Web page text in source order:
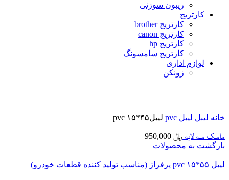
ریبون سوزنی
کارتریج
کارتریج brother
کارتریج canon
کارتریج hp
کارتریج سامسونگ
لوازم اداری
زونکن
خانه لیبل لیبل pvc لیبل۴۵*۱۵ pvc
ماسک سه لایه ﷼
بازگشت به محصولات
لیبل ۵۵*۱۵ pvc پرفراژ (مناسب تولید کننده قطعات خودرو)